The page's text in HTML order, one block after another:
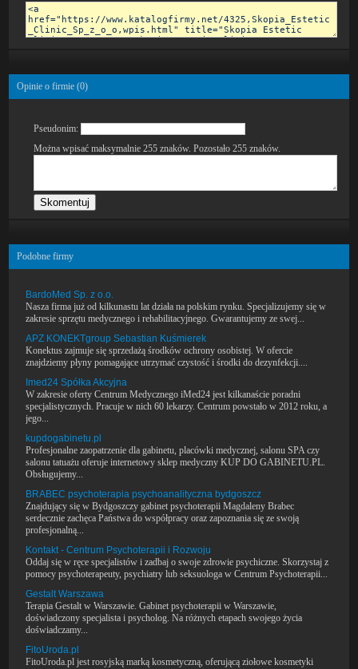
Opinie o firmie (0)
Pseudonim:
Można wpisać maksymalnie 255 znaków. Pozostało255 znaków.
Podobne firmy
BardoMed Sp. z o.o.
Nasza firma już od kilkunastu lat działa na polskim rynku. Specjalizujemy się w
zakresie sprzętu medycznego i rehabilitacyjnego. Gwarantujemy ze swej...
APZ KONEKTgroup Sebastian Kuśmierek
Konektus zajmuje się sprzedażą środków ochrony osobistej. W ofercie
znajdziemy płyny pomagające utrzymać czystość i środki do dezynfekcji....
Imed24 Spółka Akcyjna
W zakresie oferty Centrum Medycznego iMed24 jest kilkanaście poradni
specjalistycznych. Pracuje w nich 60 lekarzy. Centrum powstało w 2012 roku, a
jego...
kupdogabinetu.pl
Profesjonalne zaopatrzenie dla gabinetu, placówki medycznej, salonu SPA czy
salonu tatuażu oferuje internetowy sklep medyczny KUP DO GABINETU.PL.
Obsługujemy...
BRABEC psychoterapia psychoanalityczna bydgoszcz
Znajdujący się w Bydgoszczy gabinet psychoterapii Magdaleny Brabec
serdecznie zachęca Państwa do współpracy oraz zapoznania się ze swoją
profesjonalną...
Kontakt - Centrum Psychoterapii i Rozwoju
Oddaj się w ręce specjalistów i zadbaj o swoje zdrowie psychiczne. Skorzystaj z
pomocy psychoterapeuty, psychiatry lub seksuologa w Centrum Psychoterapii...
Gestalt Warszawa
Terapia Gestalt w Warszawie. Gabinet psychoterapii w Warszawie,
doświadczony specjalista i psycholog. Na różnych etapach swojego życia
doświadczamy...
FitoUroda.pl
FitoUroda.pl jest rosyjską marką kosmetyczną, oferującą ziołowe kosmetyki